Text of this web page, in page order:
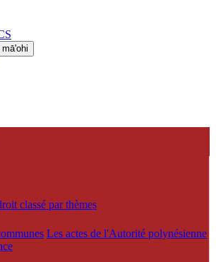
classé par thèmes
Les actes de l'Autorité polynésienne